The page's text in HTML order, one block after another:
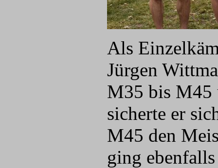
Als
Jürgen
M35 bis M45
sicherte er
M45 den
ging